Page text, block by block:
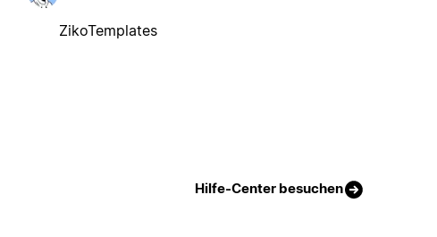
ZikoTemplates
Hilfe-Center besuchen